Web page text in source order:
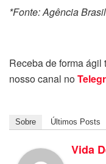
*Fonte: Agência Brasil
Receba de forma ágil
nosso canal no
Sobre Últimos Posts
Vida